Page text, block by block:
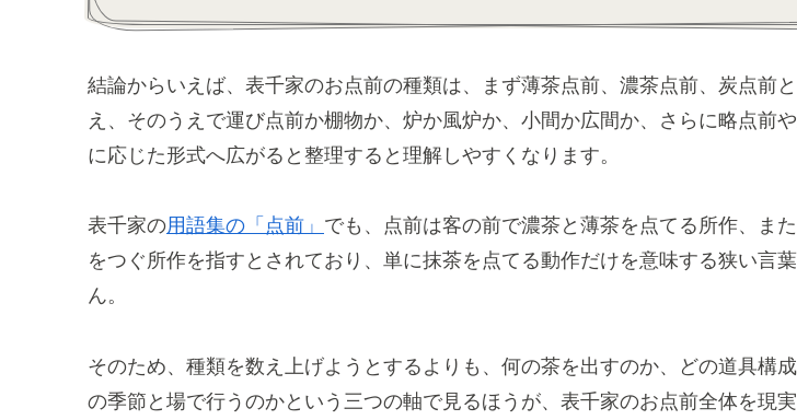
結論からいえば、表千家のお点前の種類は、まず薄茶点前、濃茶点前、炭点前
え、そのうえで運び点前か棚物か、炉か風炉か、小間か広間か、さらに略点前
に応じた形式へ広がると整理すると理解しやすくなります。
表千家の用語集の「点前」 でも、点前は客の前で濃茶と薄茶を点てる所作、ま
をつぐ所作を指すとされており、単に抹茶を点てる動作だけを意味する狭い言
ん。
そのため、種類を数え上げようとするよりも、何の茶を出すのか、どの道具構
の季節と場で行うのかという三つの軸で見るほうが、表千家のお点前全体を現